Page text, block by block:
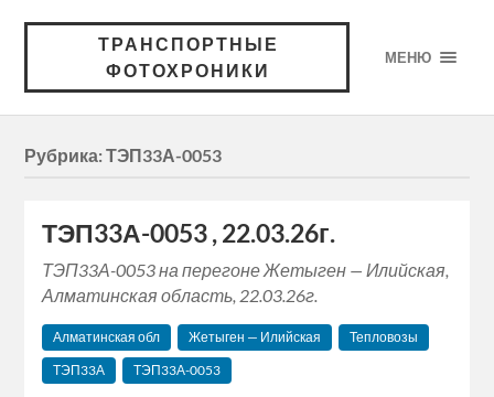
ТРАНСПОРТНЫЕ
ФОТОХРОНИКИ
МЕНЮ
Рубрика:ТЭП33А-0053
ТЭП33А-0053 , 22.03.26г.
ТЭП33А-0053 на перегоне Жетыген — Илийская,
Алматинская область, 22.03.26г.
Алматинская обл Жетыген — Илийская
Тепловозы
ТЭП33А
ТЭП33А-0053